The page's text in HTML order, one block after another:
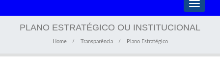
Toggle
PLANO ESTRATÉGICO OU INSTITUCIONAL
Home Transparência Plano Estratégico